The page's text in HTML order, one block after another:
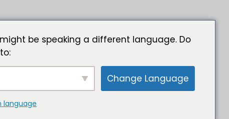
be speaking a different language. Do
Change Language
language